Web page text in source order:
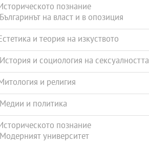
познание
на власт и в опозиция
и теория на изкуството
и социология на сексуалността
и религия
и политика
познание
университет